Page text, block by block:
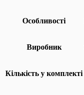
Особливості
Виробник
Кількість у комплекті